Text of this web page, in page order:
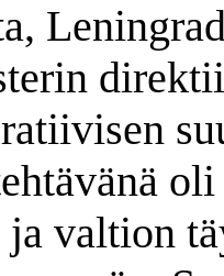
ja valtion